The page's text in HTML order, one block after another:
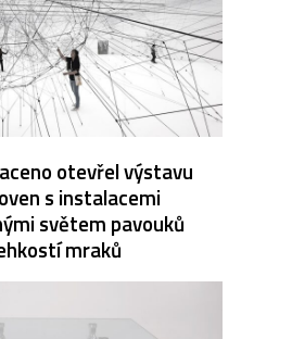
otevřel výstavu
s instalacemi
světem pavouků
mraků